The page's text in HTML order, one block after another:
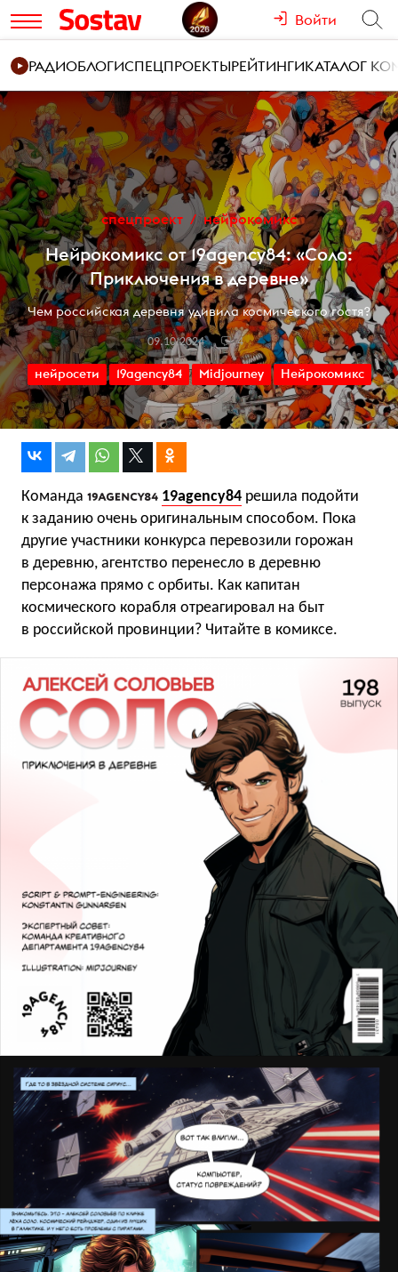
Войти
РАДИОБЛОГИСПЕЦПРОЕКТЫРЕЙТИНГИКАТАЛОГ
спецпроект нейрокомикс
Нейрокомикс от 19agency84: «Соло:
Приключения в деревне»
Чем российская деревня удивила космического гостя?
09.10.2024 4
нейросети 19agency84 Midjourney Нейрокомикс
Команда 19agency84 решила подойти
к заданию очень оригинальным способом. Пока
другие участники конкурса перевозили горожан
в деревню, агентство перенесло в деревню
персонажа прямо с орбиты. Как капитан
космического корабля отреагировал на быт
в российской провинции? Читайте в комиксе.